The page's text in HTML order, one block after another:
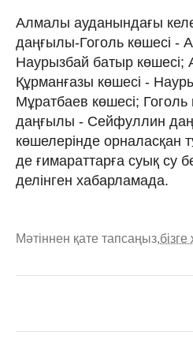
Алмалы ауданындағы
даңғылы-Гоголь көшесі -
Наурызбай батыр
Құрманғазы көшесі -
Мұратбаев көшесі;
даңғылы - Сейфуллин
көшелерінде орналасқан
де ғимараттарға суық су
делінген хабарламада.
Мәтіннен қате тапсаңыз,